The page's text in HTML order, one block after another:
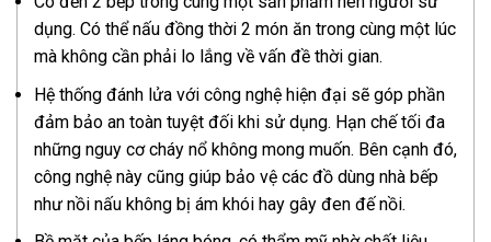
dụng. Có thể nấu đồng thời 2 món ăn trong cùng một lúc
mà không cần phải lo lắng về vấn đề thời gian.
Hệ thống đánh lửa với công nghệ hiện đại sẽ góp phần
đảm bảo an toàn tuyệt đối khi sử dụng. Hạn chế tối đa
những nguy cơ cháy nổ không mong muốn. Bên cạnh đó,
công nghệ này cũng giúp bảo vệ các đồ dùng nhà bếp
như nồi nấu không bị ám khói hay gây đen đế nồi.